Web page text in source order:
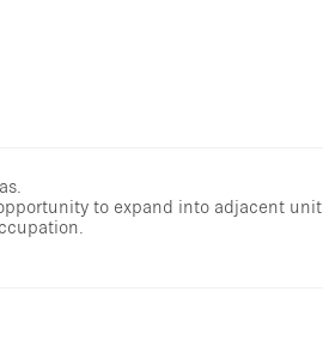
to expand into adjacent unit